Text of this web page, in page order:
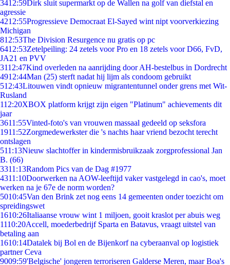
3412:59Dirk sluit supermarkt op de Wallen na golf van diefstal en
agressie
4212:55Progressieve Democraat El-Sayed wint nipt voorverkiezing
Michigan
812:53The Division Resurgence nu gratis op pc
6412:53Zetelpeiling: 24 zetels voor Pro en 18 zetels voor D66, FvD,
JA21 en PVV
3112:47Kind overleden na aanrijding door AH-bestelbus in Dordrecht
4912:44Man (25) sterft nadat hij lijm als condoom gebruikt
512:43Litouwen vindt opnieuw migrantentunnel onder grens met Wit-
Rusland
112:20XBOX platform krijgt zijn eigen "Platinum" achievements dit
jaar
3611:55Vinted-foto's van vrouwen massaal gedeeld op seksfora
1911:52Zorgmedewerkster die 's nachts haar vriend bezocht terecht
ontslagen
511:13Nieuw slachtoffer in kindermisbruikzaak zorgprofessional Jan
B. (66)
3311:13Random Pics van de Dag #1977
4311:10Doorwerken na AOW-leeftijd vaker vastgelegd in cao's, moet
werken na je 67e de norm worden?
5010:45Van den Brink zet nog eens 14 gemeenten onder toezicht om
spreidingswet
1610:26Italiaanse vrouw wint 1 miljoen, gooit kraslot per abuis weg
1110:20Accell, moederbedrijf Sparta en Batavus, vraagt uitstel van
betaling aan
1610:14Datalek bij Bol en de Bijenkorf na cyberaanval op logistiek
partner Ceva
9009:59'Belgische' jongeren terroriseren Galderse Meren, maar Boa's